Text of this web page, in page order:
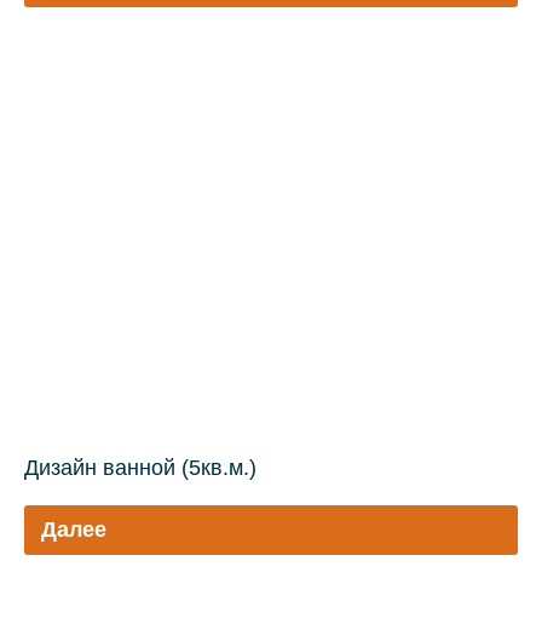
Дизайн ванной (5кв.м.)
Далее